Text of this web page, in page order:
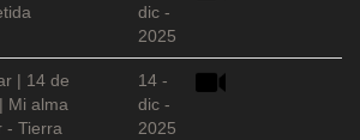
dic -
2025
| 14 de
Mi alma
- Tierra
14 -
dic -
2025